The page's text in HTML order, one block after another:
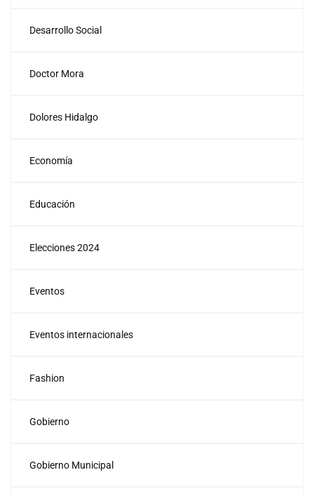
Desarrollo Social
Doctor Mora
Dolores Hidalgo
Economía
Educación
Elecciones 2024
Eventos
Eventos internacionales
Fashion
Gobierno
Gobierno Municipal